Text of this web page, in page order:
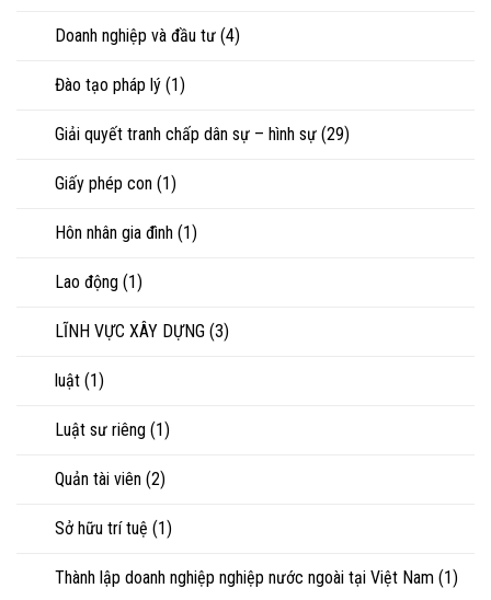
Doanh nghiệp và đầu tư (4)
Đào tạo pháp lý (1)
Giải quyết tranh chấp dân sự – hình sự (29)
Giấy phép con (1)
Hôn nhân gia đình (1)
Lao động (1)
LĨNH VỰC XÂY DỰNG (3)
luật (1)
Luật sư riêng (1)
Quản tài viên (2)
Sở hữu trí tuệ (1)
Thành lập doanh nghiệp nghiệp nước ngoài tại Việt Nam (1)